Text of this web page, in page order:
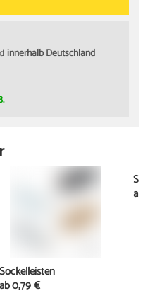
innerhalb Deutschland
Sockelleisten
ab0,79 €
ab